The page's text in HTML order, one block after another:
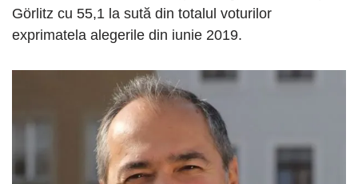
Görlitz cu 55,1 la sută din totalul voturilor
exprimatela alegerile din iunie 2019.